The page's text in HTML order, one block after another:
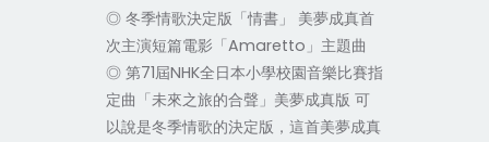
◎ 冬季情歌決定版「情書」 美夢成真首
次主演短篇電影「Amaretto」主題曲
◎ 第71屆NHK全日本小學校園音樂比賽指
定曲「未來之旅的合聲」美夢成真版 可
以說是冬季情歌的決定版，這首美夢成真